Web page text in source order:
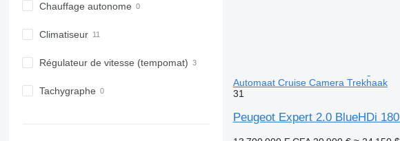
Chauffage autonome
Climatiseur
Régulateur de vitesse (tempomat)
Tachygraphe
Automaat Cruise Camera Trekhaak
31
Peugeot Expert 2.0 BlueHDi